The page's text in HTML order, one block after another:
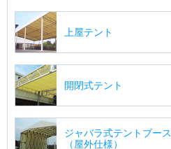
上屋テント
開閉式テント
ジャバラ式テントブース
（屋外仕様）